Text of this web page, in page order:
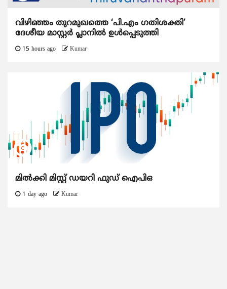
വിഴിഞ്ഞം തുറമുഖത്തെ ‘പി.എം ഗതിശക്തി’
ദേശീയ മാസ്റ്റർ പ്ലാനിൽ ഉൾപ്പെടുത്തി
15 hours ago Kumar
മിൽക്കി മിസ്റ്റ് ഡയറി ഫുഡ് ഐപിഒ
1 day ago Kumar